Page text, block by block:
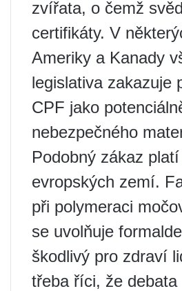
zvířata, o čemž
certifikáty. V
Ameriky a Kanady
legislativa zakazuje
CPF jako
nebezpečného
Podobný zákaz
evropských zemí.
při polymeraci
se uvolňuje
škodlivý pro zdraví
třeba říci, že